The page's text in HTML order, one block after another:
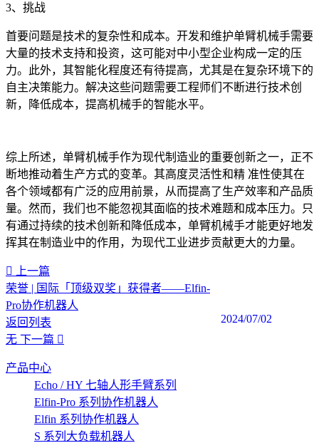
3、挑战
首要问题是技术的复杂性和成本。开发和维护单臂机械手需要
大量的技术支持和投资，这可能对中小型企业构成一定的压
力。此外，其智能化程度还有待提高，尤其是在复杂环境下的
自主决策能力。解决这些问题需要工程师们不断进行技术创
新，降低成本，提高机械手的智能水平。
综上所述，单臂机械手作为现代制造业的重要创新之一，正不
断地推动着生产方式的变革。其高度灵活性和精 准性使其在
各个领域都有广泛的应用前景，从而提高了生产效率和产品质
量。然而，我们也不能忽视其面临的技术难题和成本压力。只
有通过持续的技术创新和降低成本，单臂机械手才能更好地发
挥其在制造业中的作用，为现代工业进步贡献更大的力量。‍
上一篇
荣誉 | 国际「顶级双奖」获得者——Elfin-
Pro协作机器人
2024/07/02
返回列表
无 下一篇
产品中心
Echo / HY 七轴人形手臂系列
Elfin-Pro 系列协作机器人
Elfin 系列协作机器人
S 系列大负载机器人